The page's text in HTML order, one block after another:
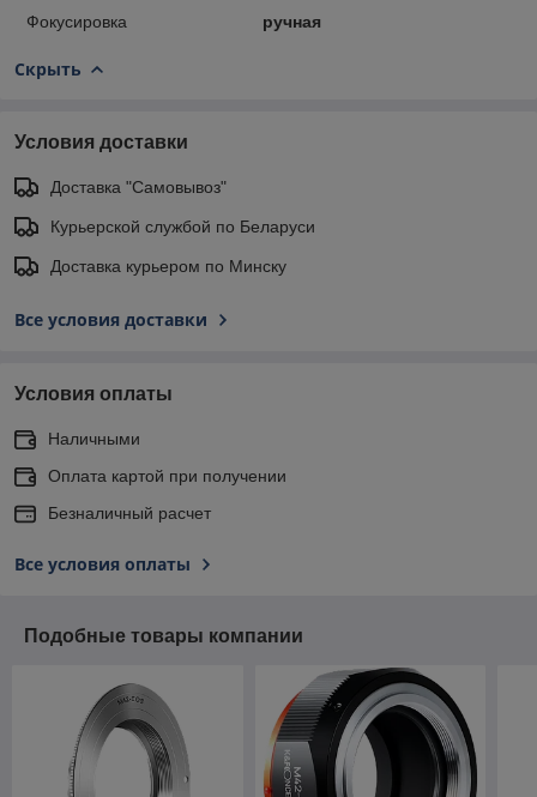
Фокусировка
ручная
Скрыть
Условия доставки
Доставка "Самовывоз"
Курьерской службой по Беларуси
Доставка курьером по Минску
Все условия доставки
Условия оплаты
Наличными
Оплата картой при получении
Безналичный расчет
Все условия оплаты
Подобные товары компании